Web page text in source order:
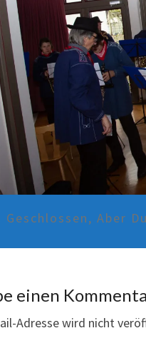
Aber
einen
Adresse wird nicht